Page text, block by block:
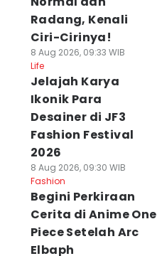
Radang, Kenali
Ciri-Cirinya!
8 Aug 2026, 09:33 WIB
Life
Jelajah Karya
Ikonik Para
Desainer di JF3
Fashion Festival
2026
8 Aug 2026, 09:30 WIB
Fashion
Begini Perkiraan
Cerita di Anime One
Piece Setelah Arc
Elbaph